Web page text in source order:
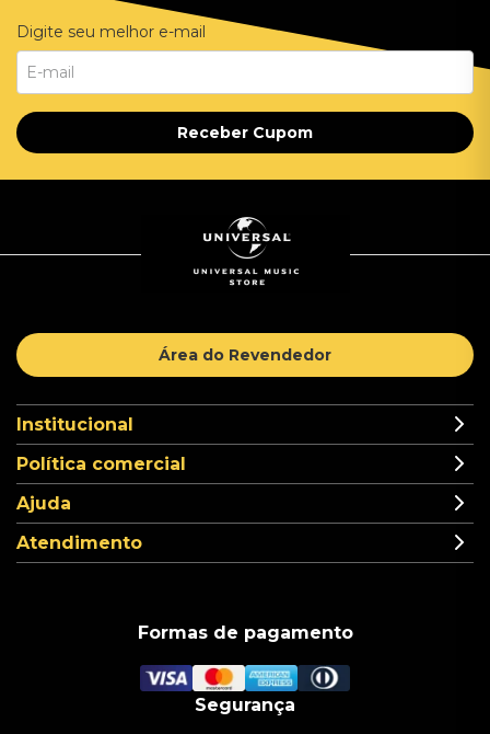
Digite seu melhor e-mail
Receber Cupom
Área do Revendedor
Institucional
Política comercial
Ajuda
Atendimento
Formas de pagamento
Segurança